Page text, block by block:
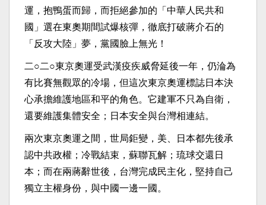
運，抱鴨蛋而歸，而拒絕參加的「中華人民共和
國」選在東奧期間試爆核彈，徹底打破蔣介石的
「反攻大陸」夢，黨國臉上無光！
二○二○東京奧運受武漢疫疾威脅延後一年，仍淪為
有比賽無觀眾的冷場，但這次東京奧運標誌日本決
心承擔維護地區和平的角色。它建軍不只為自衛，
還要維護集體安全；日本安全與台灣相連結。
兩次東京奧運之間，世局鉅變，美、日本都先後承
認中共政權；冷戰結束，蘇聯瓦解；琉球交還日
本；而在兩蔣辭世後，台灣完成民主化，堅持自己
獨立主權身份，與中國一邊一國。